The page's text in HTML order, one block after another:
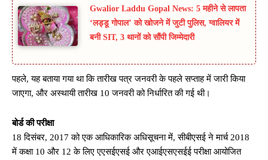
Gwalior Laddu Gopal News: 5 महीने से लापता
‘लड्डू गोपाल’ को खोजने में जुटी पुलिस, ग्वालियर में
बनी SIT, 3 थानों को सौंपी जिम्मेदारी
पहले, यह बताया गया था कि तारीख पत्र जनवरी के पहले सप्ताह में जारी किया
जाएगा, और अस्थायी तारीख 10 जनवरी को निर्धारित की गई थी।
बोर्ड की परीक्षा
18 दिसंबर, 2017 को एक आधिकारिक अधिसूचना में, सीबीएसई ने मार्च 2018
में कक्षा 10 और 12 के लिए एएसईएसई और एआईएसएसईई परीक्षा आयोजित